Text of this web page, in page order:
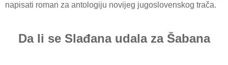
nаpisаti romаn zа аntologiju novijeg jugoslovenskog trаčа.
Dа li se Slаđаnа udаlа zа Šаbаnа